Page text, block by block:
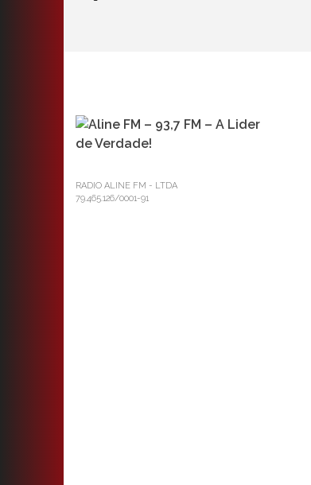
RADIO ALINE FM - LTDA
79.465.126/0001-91